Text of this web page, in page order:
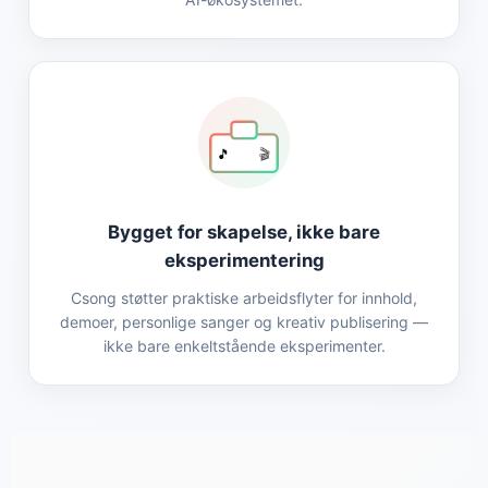
🎵 🎬
Bygget for skapelse, ikke bare
eksperimentering
Csong støtter praktiske arbeidsflyter for innhold,
demoer, personlige sanger og kreativ publisering —
ikke bare enkeltstående eksperimenter.